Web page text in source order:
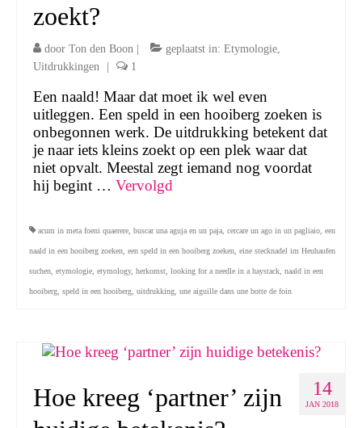
zoekt?
door Ton den Boon | geplaatst in: Etymologie
Uitdrukkingen
| 1
Een naald! Maar dat moet ik wel even
uitleggen. Een speld in een hooiberg zoeken is
onbegonnen werk. De uitdrukking betekent dat
je naar iets kleins zoekt op een plek waar dat
niet opvalt. Meestal zegt iemand nog voordat
hij begint … Vervolgd
acum in meta foeni quaerere buscar una aguja en un paja cercare un ago in un pagliaio een
naald in een hooiberg zoeken een speld in een hooiberg zoeken eine stecknadel im Heuhaufen
suchen etymologie etymology, herkomst looking for a needle in a haystack naald in een
hooiberg speld in een hooiberg uitdrukking une aiguille dans une botte de foin
14
JAN 2018
Hoe kreeg ‘partner’ zijn